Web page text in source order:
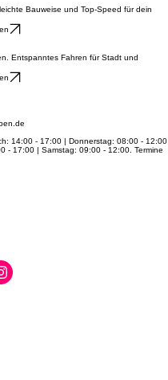
Bauweise und Top-Speed für dein
Entspanntes Fahren für Stadt und
14:00 - 17:00 | Donnerstag: 08:00 - 12:00
- 17:00 | Samstag: 09:00 - 12:00. Termine